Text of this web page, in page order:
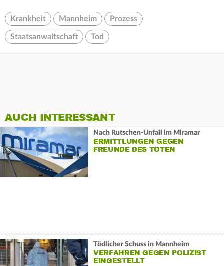
Krankheit Mannheim Prozess
Staatsanwaltschaft Tod
AUCH INTERESSANT
Nach Rutschen-Unfall im Miramar
ERMITTLUNGEN GEGEN
FREUNDE DES TOTEN
Tödlicher Schuss in Mannheim
VERFAHREN GEGEN POLIZIST
EINGESTELLT